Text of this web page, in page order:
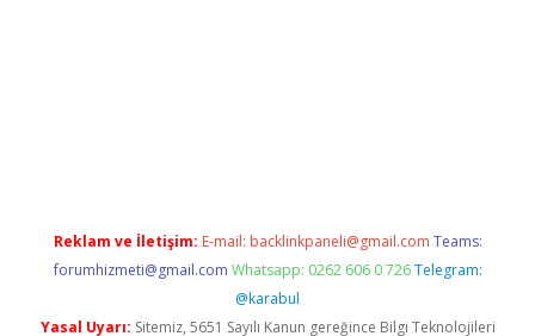
Reklam ve İletişim: E-mail: backlinkpaneli@gmail.com Teams:
forumhizmeti@gmail.com Whatsapp: 0262 606 0 726 Telegram:
@karabul
Yasal Uyarı: Sitemiz, 5651 Sayılı Kanun gereğince Bilgi Teknolojileri